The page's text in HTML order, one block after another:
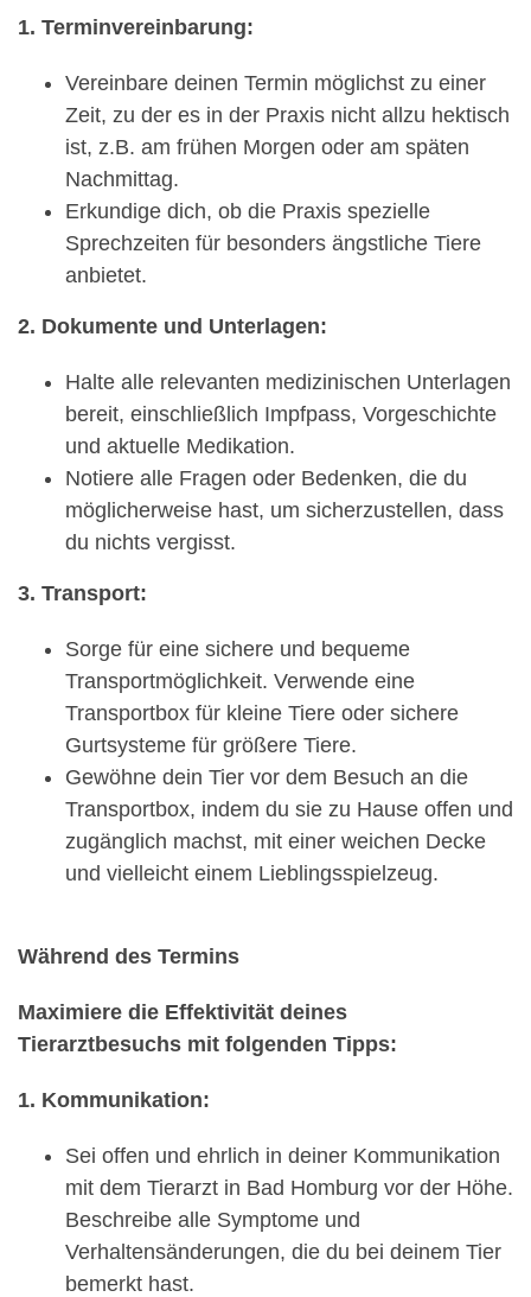
1. Terminvereinbarung:
Vereinbare deinen Termin möglichst zu einer
Zeit, zu der es in der Praxis nicht allzu hektisch
ist, z.B. am frühen Morgen oder am späten
Nachmittag.
Erkundige dich, ob die Praxis spezielle
Sprechzeiten für besonders ängstliche Tiere
anbietet.
2. Dokumente und Unterlagen:
Halte alle relevanten medizinischen Unterlagen
bereit, einschließlich Impfpass, Vorgeschichte
und aktuelle Medikation.
Notiere alle Fragen oder Bedenken, die du
möglicherweise hast, um sicherzustellen, dass
du nichts vergisst.
3. Transport:
Sorge für eine sichere und bequeme
Transportmöglichkeit. Verwende eine
Transportbox für kleine Tiere oder sichere
Gurtsysteme für größere Tiere.
Gewöhne dein Tier vor dem Besuch an die
Transportbox, indem du sie zu Hause offen und
zugänglich machst, mit einer weichen Decke
und vielleicht einem Lieblingsspielzeug.
Während des Termins
Maximiere die Effektivität deines
Tierarztbesuchs mit folgenden Tipps:
1. Kommunikation:
Sei offen und ehrlich in deiner Kommunikation
mit dem Tierarzt in Bad Homburg vor der Höhe.
Beschreibe alle Symptome und
Verhaltensänderungen, die du bei deinem Tier
bemerkt hast.